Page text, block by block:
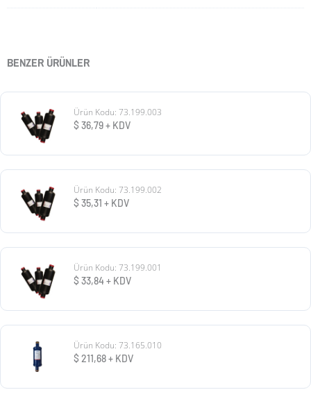
BENZER ÜRÜNLER
Ürün Kodu: 73.199.003
$ 36,79+ KDV
Ürün Kodu: 73.199.002
$ 35,31 + KDV
Ürün Kodu: 73.199.001
$ 33,84+ KDV
Ürün Kodu: 73.165.010
$ 211,68+ KDV